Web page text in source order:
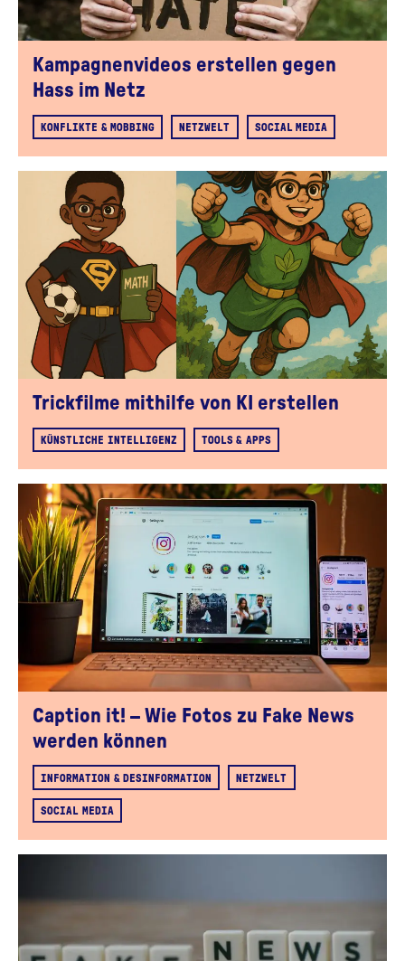
Kampagnenvideos erstellen gegen
Hass im Netz
KONFLIKTE & MOBBING NETZWELT SOCIAL MEDIA
Trickfilme mithilfe von KI erstellen
KÜNSTLICHE INTELLIGENZ TOOLS & APPS
Caption it! – Wie Fotos zu Fake News
werden können
INFORMATION & DESINFORMATION NETZWELT
SOCIAL MEDIA